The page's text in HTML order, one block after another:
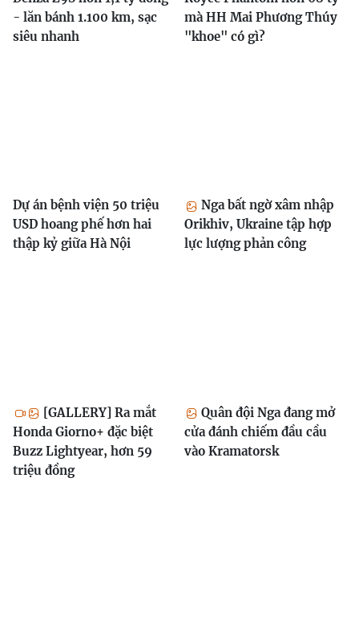
- lăn bánh 1.100 km, sạc
siêu nhanh
mà HH Mai Phương Thúy
"khoe" có gì?
Dự án bệnh viện 50 triệu
USD hoang phế hơn hai
thập kỷ giữa Hà Nội
Nga bất ngờ xâm nhập
Orikhiv, Ukraine tập hợp
lực lượng phản công
[GALLERY] Ra mắt
Honda Giorno+ đặc biệt
Buzz Lightyear, hơn 59
triệu đồng
Quân đội Nga đang mở
cửa đánh chiếm đầu cầu
vào Kramatorsk